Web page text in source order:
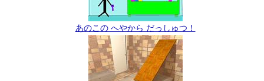
あのこの へやから だっしゅつ！